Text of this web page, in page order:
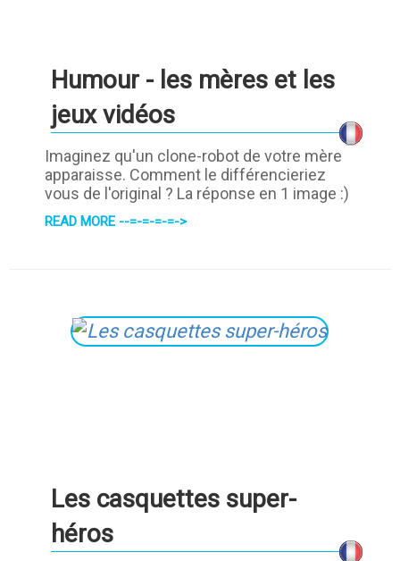
Humour - les mères et les
jeux vidéos
Imaginez qu'un clone-robot de votre mère
apparaisse. Comment le différencieriez
vous de l'original ? La réponse en 1 image :)
READ MORE --=-=-=-=->
Les casquettes super-
héros